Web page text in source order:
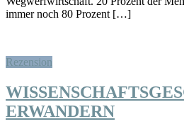
immer noch 80 Prozent […]
Rezension
ERWANDERN